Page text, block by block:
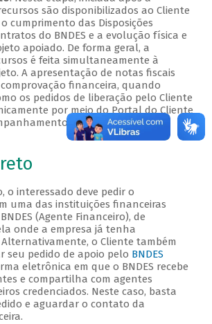
são disponibilizados ao Cliente
cumprimento das Disposições
do BNDES e a evolução física e
apoiado. De forma geral, a
é feita simultaneamente à
A apresentação de notas fiscais
financeira, quando
os pedidos de liberação pelo Cliente
por meio do Portal do Cliente
o interessado deve pedir o
uma das instituições financeiras
(Agente Financeiro), de
onde a empresa já tenha
o Cliente também
seu pedido de apoio pelo BNDES
eletrônica em que o BNDES recebe
e compartilha com agentes
credenciados. Neste caso, basta
e aguardar o contato da